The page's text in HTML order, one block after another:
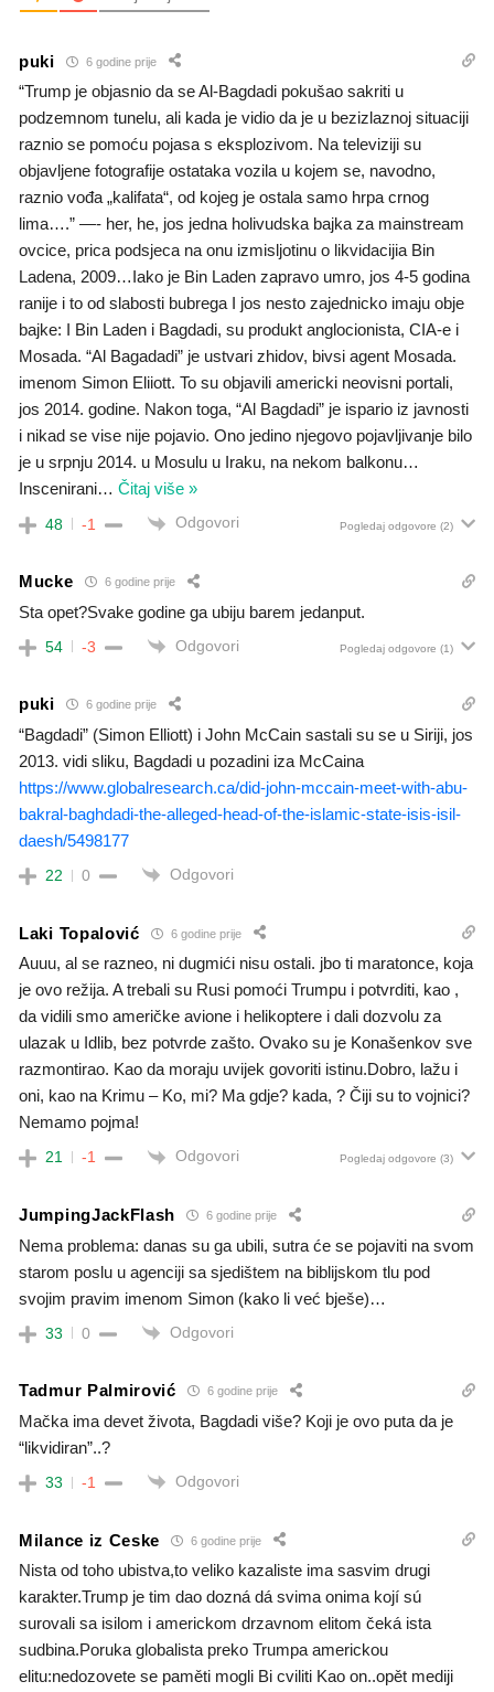
puki 6 godine prije
“Trump je objasnio da se Al-Bagdadi pokušao sakriti u
podzemnom tunelu, ali kada je vidio da je u bezizlaznoj situaciji
raznio se pomoću pojasa s eksplozivom. Na televiziji su
objavljene fotografije ostataka vozila u kojem se, navodno,
raznio vođa „kalifata“, od kojeg je ostala samo hrpa crnog
lima….” —- her, he, jos jedna holivudska bajka za mainstream
ovcice, prica podsjeca na onu izmisljotinu o likvidacijia Bin
Ladena, 2009…Iako je Bin Laden zapravo umro, jos 4-5 godina
ranije i to od slabosti bubrega I jos nesto zajednicko imaju obje
bajke: I Bin Laden i Bagdadi, su produkt anglocionista, CIA-e i
Mosada. “Al Bagadadi” je ustvari zhidov, bivsi agent Mosada.
imenom Simon Eliiott. To su objavili americki neovisni portali,
jos 2014. godine. Nakon toga, “Al Bagdadi” je ispario iz javnosti
i nikad se vise nije pojavio. Ono jedino njegovo pojavljivanje bilo
je u srpnju 2014. u Mosulu u Iraku, na nekom balkonu…
Inscenirani… Čitaj više »
48 -1 Odgovori Pogledaj odgovore (2)
Mucke 6 godine prije
Sta opet?Svake godine ga ubiju barem jedanput.
54 -3 Odgovori Pogledaj odgovore (1)
puki 6 godine prije
“Bagdadi” (Simon Elliott) i John McCain sastali su se u Siriji, jos
2013. vidi sliku, Bagdadi u pozadini iza McCaina
https://www.globalresearch.ca/did-john-mccain-meet-with-abu-
bakral-baghdadi-the-alleged-head-of-the-islamic-state-isis-isil-
daesh/5498177
22 0 Odgovori
Laki Topalović 6 godine prije
Auuu, al se razneo, ni dugmići nisu ostali. jbo ti maratonce, koja
je ovo režija. A trebali su Rusi pomoći Trumpu i potvrditi, kao ,
da vidili smo američke avione i helikoptere i dali dozvolu za
ulazak u Idlib, bez potvrde zašto. Ovako su je Konašenkov sve
razmontirao. Kao da moraju uvijek govoriti istinu.Dobro, lažu i
oni, kao na Krimu – Ko, mi? Ma gdje? kada, ? Čiji su to vojnici?
Nemamo pojma!
21 -1 Odgovori Pogledaj odgovore (3)
JumpingJackFlash 6 godine prije
Nema problema: danas su ga ubili, sutra će se pojaviti na svom
starom poslu u agenciji sa sjedištem na biblijskom tlu pod
svojim pravim imenom Simon (kako li već bješe)…
33 0 Odgovori
Tadmur Palmirović 6 godine prije
Mačka ima devet života, Bagdadi više? Koji je ovo puta da je
“likvidiran”..?
33 -1 Odgovori
Milance iz Ceske 6 godine prije
Nista od toho ubistva,to veliko kazaliste ima sasvim drugi
karakter.Trump je tim dao dozná dá svima onima kojí sú
surovali sa isilom i americkom drzavnom elitom čeká ista
sudbina.Poruka globalista preko Trumpa americkou
elitu:nedozovete se paměti mogli Bi cviliti Kao on..opět mediji